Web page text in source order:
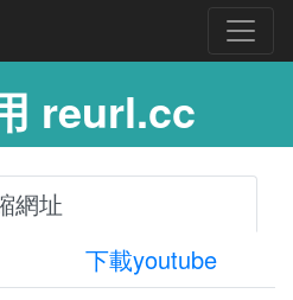
reurl.cc
網址
下載youtube